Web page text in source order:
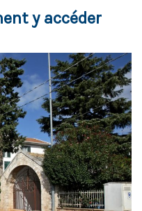
y accéder